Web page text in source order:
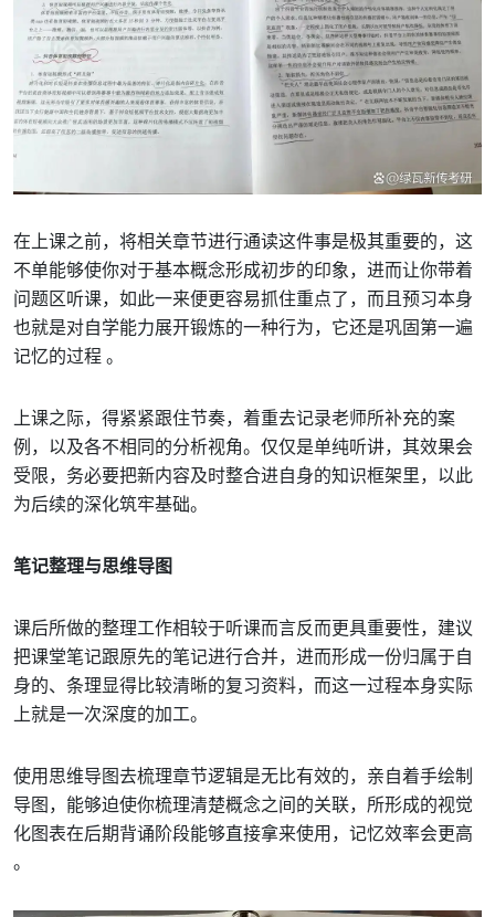
在上课之前，将相关章节进行通读这件事是极其重要的，这
不单能够使你对于基本概念形成初步的印象，进而让你带着
问题区听课，如此一来便更容易抓住重点了，而且预习本身
也就是对自学能力展开锻炼的一种行为，它还是巩固第一遍
记忆的过程 。
上课之际，得紧紧跟住节奏，着重去记录老师所补充的案
例，以及各不相同的分析视角。仅仅是单纯听讲，其效果会
受限，务必要把新内容及时整合进自身的知识框架里，以此
为后续的深化筑牢基础。
笔记整理与思维导图
课后所做的整理工作相较于听课而言反而更具重要性，建议
把课堂笔记跟原先的笔记进行合并，进而形成一份归属于自
身的、条理显得比较清晰的复习资料，而这一过程本身实际
上就是一次深度的加工。
使用思维导图去梳理章节逻辑是无比有效的，亲自着手绘制
导图，能够迫使你梳理清楚概念之间的关联，所形成的视觉
化图表在后期背诵阶段能够直接拿来使用，记忆效率会更高
。